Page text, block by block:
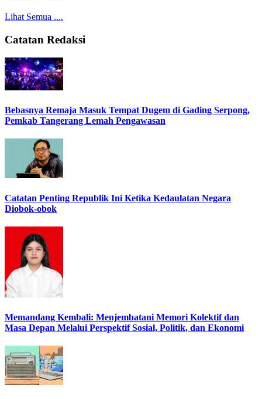
Lihat Semua ....
Catatan Redaksi
Bebasnya Remaja Masuk Tempat Dugem di Gading Serpong,
Pemkab Tangerang Lemah Pengawasan
Catatan Penting Republik Ini Ketika Kedaulatan Negara
Diobok-obok
Memandang Kembali: Menjembatani Memori Kolektif dan
Masa Depan Melalui Perspektif Sosial, Politik, dan Ekonomi